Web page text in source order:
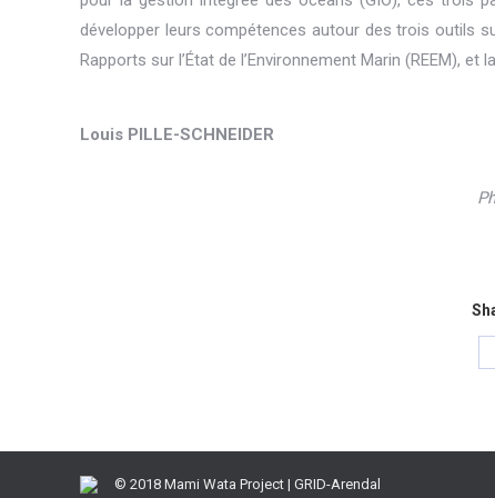
développer leurs compétences autour des trois outils
Rapports sur l’État de l’Environnement Marin (REEM), et
Louis PILLE-SCHNEIDER
© 2018 Mami Wata Project | GRID-Arendal